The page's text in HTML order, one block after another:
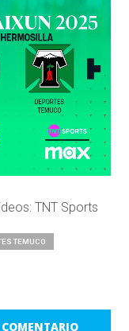
TNT Sports
TEMUCO